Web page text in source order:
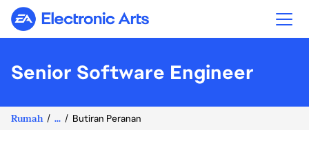
Electronic Arts
Senior Software Engineer
Rumah ... Butiran Peranan